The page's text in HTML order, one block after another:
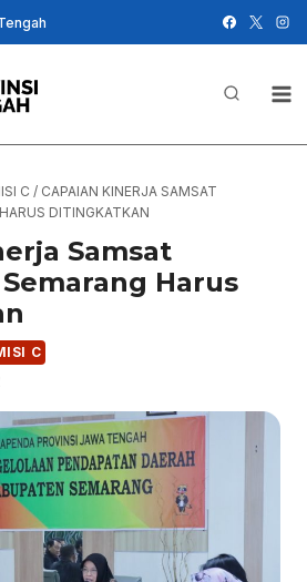
C / CAPAIAN KINERJA SAMSAT
DITINGKATKAN
Samsat
Harus
C